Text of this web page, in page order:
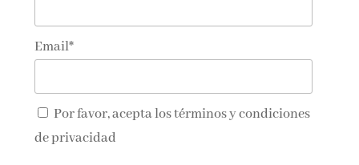
Email*
Por favor, acepta lostérminos y condiciones
de privacidad